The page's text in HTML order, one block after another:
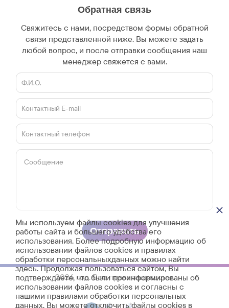
Обратная связь
Свяжитесь с нами, посредством формы обратной
связи представленной ниже. Вы можете задать
любой вопрос, и после отправки сообщения наш
менеджер свяжется с вами.
2026 год. Все права защищены.
Мы используем файлы cookies для улучшения
работы сайта и большего удобства его
использования. Более подробную информацию об
использовании файлов cookies и правилах
обработки персональныхданных можно найти
здесь. Продолжая пользоваться сайтом, Вы
подтверждаете, что были проинформированы об
использовании файлов cookies и согласны с
нашими правилами обработки персональных
данных. Вы можете отключить файлы cookies в
×